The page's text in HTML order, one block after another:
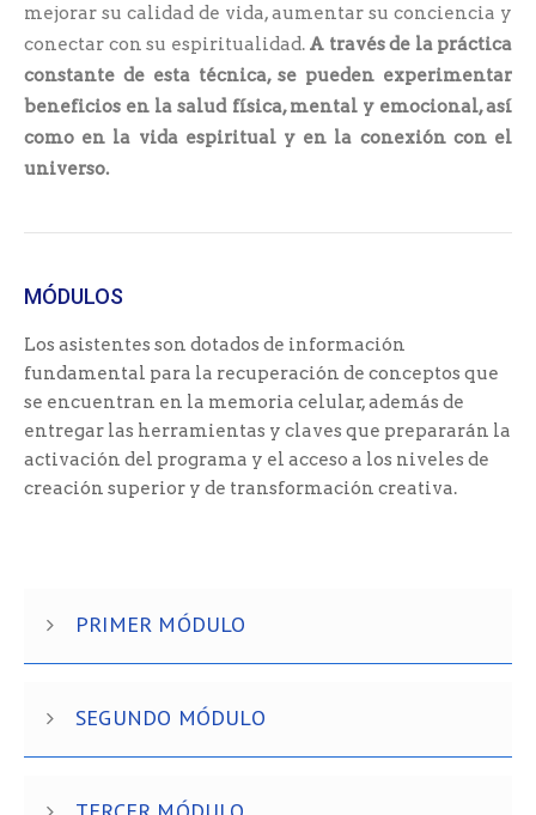
mejorar su calidad de vida, aumentar su conciencia y
conectar con su espiritualidad. A través de la práctica
constante de esta técnica, se pueden experimentar
beneficios en la salud física, mental y emocional, así
como en la vida espiritual y en la conexión con el
universo.
MÓDULOS
Los asistentes son dotados de información
fundamental para la recuperación de conceptos que
se encuentran en la memoria celular, además de
entregar las herramientas y claves que prepararán la
activación del programa y el acceso a los niveles de
creación superior y de transformación creativa.
PRIMER MÓDULO
SEGUNDO MÓDULO